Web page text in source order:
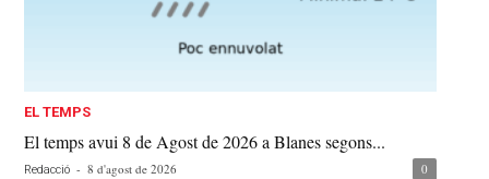
EL TEMPS
El temps avui 8 de Agost de 2026 a Blanes segons...
Redacció - 8 d'agost de 2026 0